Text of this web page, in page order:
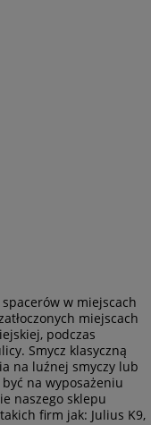
w miejscach
miejscach
podczas
Smycz klasyczną
na luźnej smyczy lub
na wyposażeniu
naszego sklepu
firm jak: Julius K9,